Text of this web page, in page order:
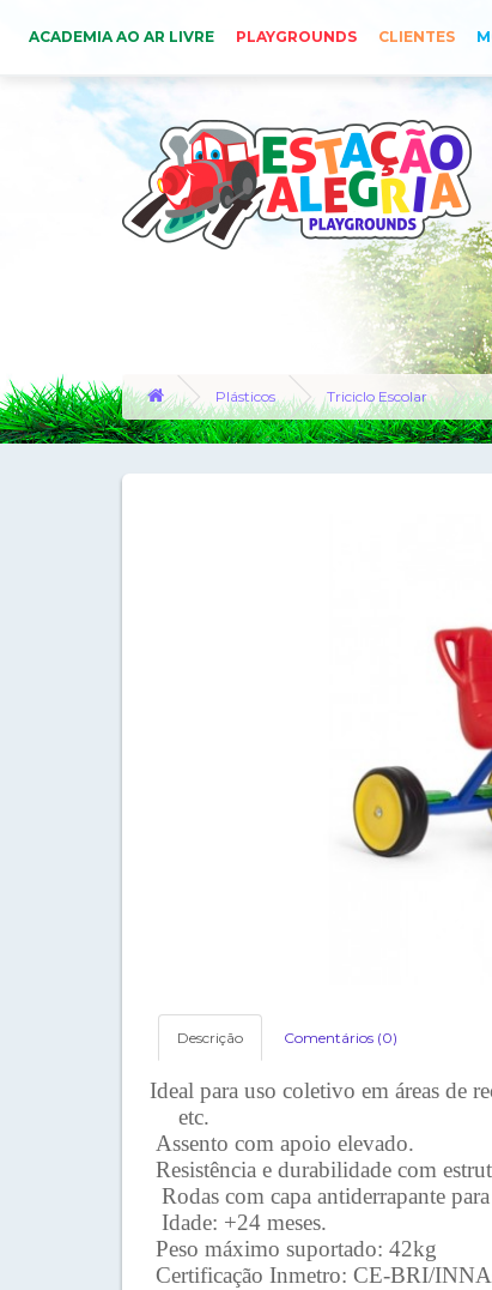
ACADEMIA AO AR LIVRE PLAYGROUNDS CLIENTES
Plásticos Triciclo Escolar
Descrição Comentários (0)
Ideal para uso coletivo em áreas de
etc.
Assento com apoio elevado.
Resistência e durabilidade com
Rodas com capa antiderrapante
Idade: +24 meses.
Peso máximo suportado: 42kg
Certificação Inmetro: CE-BRI/